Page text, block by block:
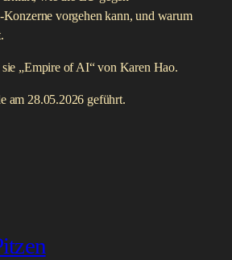
Konzerne vorgehen kann, und warum
„Empire of AI“ von Karen Hao.
am 28.05.2026 geführt.